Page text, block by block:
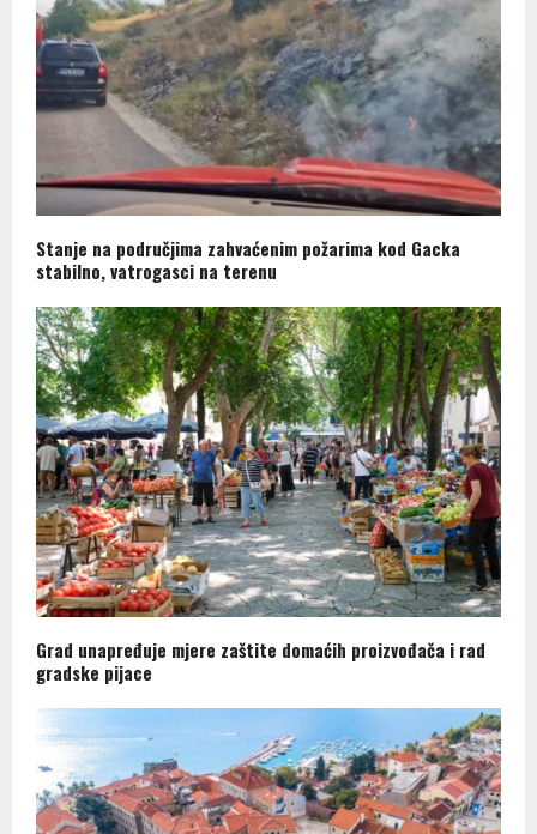
Stanje na područjima zahvaćenim požarima kod Gacka
stabilno, vatrogasci na terenu
Grad unapređuje mjere zaštite domaćih proizvođača i rad
gradske pijace